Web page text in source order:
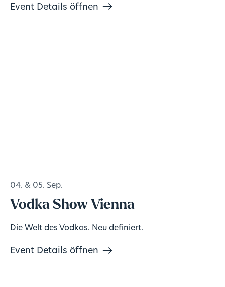
Event Details öffnen
04. & 05. Sep.
Vodka Show Vienna
Die Welt des Vodkas. Neu definiert.
Event Details öffnen